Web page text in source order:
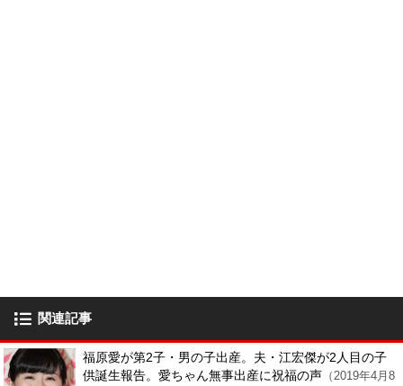
関連記事
福原愛が第2子・男の子出産。夫・江宏傑が2人目の子
供誕生報告。愛ちゃん無事出産に祝福の声 （2019年4月8